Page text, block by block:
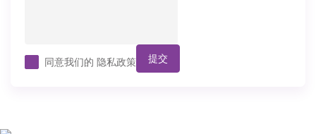
同意我们的 隐私政策 提交